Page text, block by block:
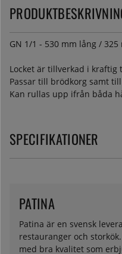
GN 1/1 - 530 mm lång /
Locket är tillverkad i
Passar till brödkorg samt
Kan rullas upp ifrån båda
SPECIFIKATIONER
Patina är en svensk
restauranger och
med bra kvalitet som
PATINA